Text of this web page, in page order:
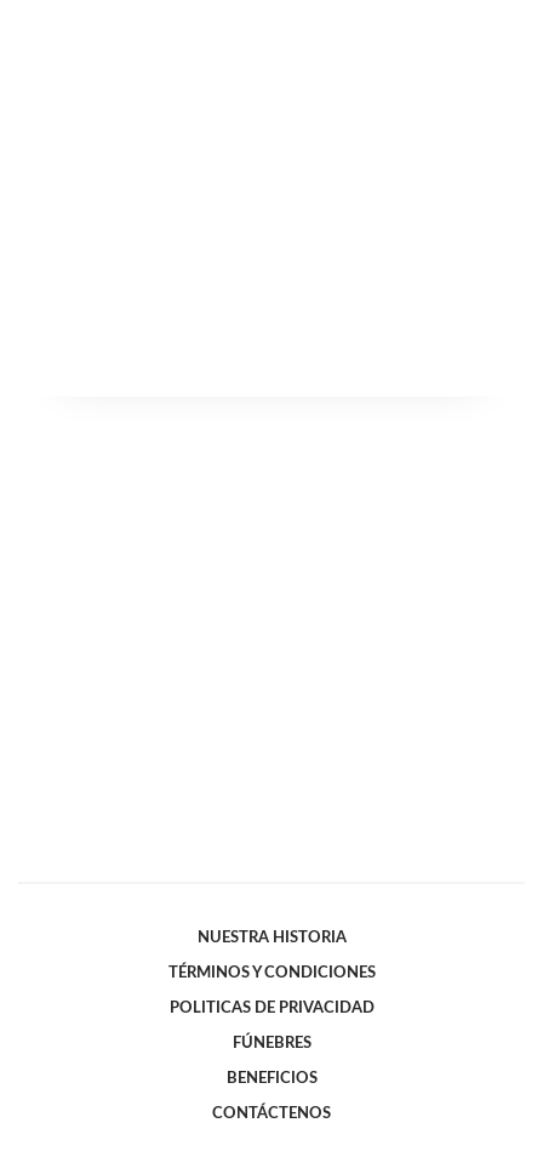
NUESTRA HISTORIA
TÉRMINOS Y CONDICIONES
POLITICAS DE PRIVACIDAD
FÚNEBRES
BENEFICIOS
CONTÁCTENOS